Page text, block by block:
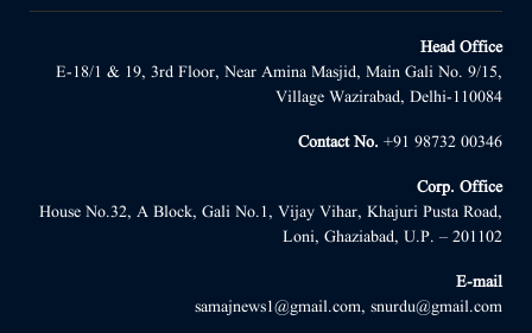
Head Office
E-18/1 & 19, 3rd Floor, Near Amina Masjid, Main Gali No. 9/15,
Village Wazirabad, Delhi-110084
Contact No. +91 98732 00346
Corp. Office
House No.32, A Block, Gali No.1, Vijay Vihar, Khajuri Pusta Road,
Loni, Ghaziabad, U.P. – 201102
E-mail
samajnews1@gmail.com, snurdu@gmail.com